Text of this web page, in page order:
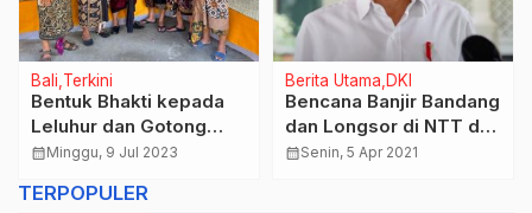
Bali Terkini
Bentuk Bhakti kepada
Leluhur dan Gotong
Royong, Wagub Cok
Rangkaian Karya Pitra
calendar_monthMinggu, 9 Jul 2023
Berita Utama DKI
Bencana Banjir Bandang
dan Longsor di NTT dan
NTB, Presiden: Lakukan
calendar_monthSenin, 5 Apr 2021
TERPOPULER